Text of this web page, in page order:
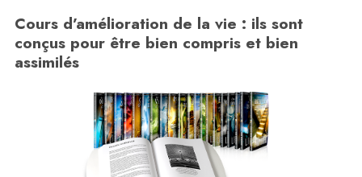
Cours d’amélioration de la vie : ils sont
conçus pour être bien compris et bien
assimilés